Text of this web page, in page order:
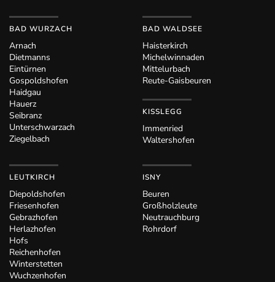
BAD WURZACH
Arnach
Dietmanns
Eintürnen
Gospoldshofen
Haidgau
Hauerz
Seibranz
Unterschwarzach
Ziegelbach
BAD WALDSEE
Haisterkirch
Michelwinnaden
Mittelurbach
Reute-Gaisbeuren
KISSLEGG
Immenried
Waltershofen
LEUTKIRCH
Diepoldshofen
Friesenhofen
Gebrazhofen
Herlazhofen
Hofs
Reichenhofen
Winterstetten
Wuchzenhofen
ISNY
Beuren
Großholzleute
Neutrauchburg
Rohrdorf